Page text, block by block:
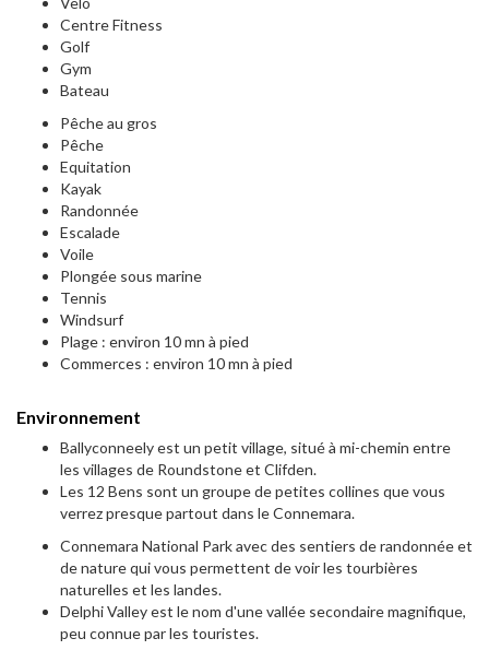
Centre Fitness
Golf
Gym
Bateau
Pêche au gros
Pêche
Equitation
Kayak
Randonnée
Escalade
Voile
Plongée sous marine
Tennis
Windsurf
Plage : environ 10 mn à pied
Commerces : environ 10 mn à pied
Environnement
Ballyconneely est un petit village, situé à mi-chemin entre
les villages de Roundstone et Clifden.
Les 12 Bens sont un groupe de petites collines que vous
verrez presque partout dans le Connemara.
Connemara National Park avec des sentiers de randonnée et
de nature qui vous permettent de voir les tourbières
naturelles et les landes.
Delphi Valley est le nom d'une vallée secondaire magnifique,
peu connue par les touristes.